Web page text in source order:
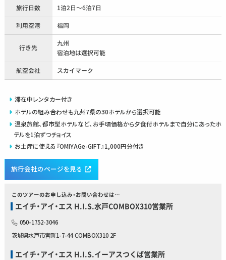
旅行日数 1泊2日～6泊7日
利用空港 福岡
行き先
九州
宿泊地は選択可能
航空会社 スカイマーク
滞在中レンタカー付き
ホテルの組み合わせも九州7県の30ホテルから選択可能
温泉旅館、都市型ホテルなど、お手頃価格から夕食付ホテルまで自分にあったホ
テルを1泊ずつチョイス
お土産に使える『OMIYAGe-GIFT』1,000円分付き
旅行会社のページを見る
このツアーのお申し込み・お問い合わせは…
エイチ・アイ・エス H.I.S.水戸COMBOX310営業所
050-1752-3046
茨城県水戸市宮町1-7-44 COMBOX310 2F
エイチ・アイ・エス H.I.S.イーアスつくば営業所